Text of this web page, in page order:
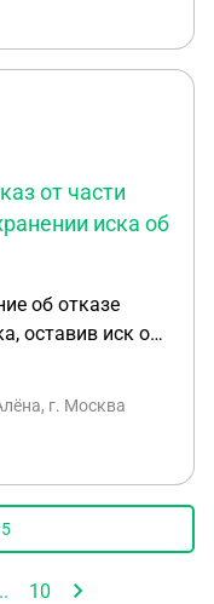
от части
иска об
об отказе
оставив иск о
ЯАСТИ
г. Москва
10